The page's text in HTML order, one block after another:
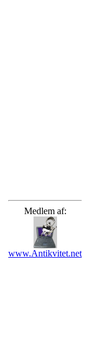
Medlem af:
www.Antikvitet.net